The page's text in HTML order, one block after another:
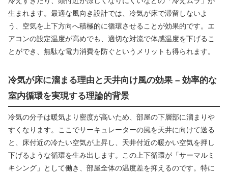
生まれます。最適な風向き設計では、冷気が床で滞留しないよ
う、空気を上下方向へ積極的に循環させることが効果的です。エ
アコンの設定温度が高めでも、適切な対流で体感温度を下げるこ
とができ、無駄な電力消費を防ぐというメリットも得られます。
冷気が床に溜まる理由と天井向け風の効果 – 効率的な
室内循環を実現する理論的背景
冷気の分子は暖気より密度が高いため、部屋の下層部に溜まりや
すくなります。ここでサーキュレーターの風を天井に向けて送る
と、床付近の冷たい空気が上昇し、天井付近の暖かい空気を押し
下げるような循環を生み出します。この上下循環が「サーマルミ
キシング」として働き、部屋全体の温度差を抑えるのです。特に